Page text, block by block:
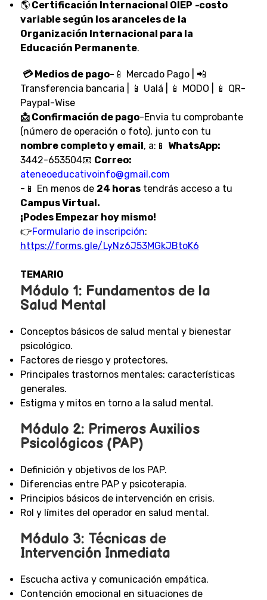
🌎Certificación Internacional OIEP -costo
variable según los aranceles de la
Organización Internacional para la
Educación Permanente.
💳 Medios de pago- 📱 Mercado Pago | 📲
Transferencia bancaria | 📱 Ualá | 📱 MODO | 📱 QR-
Paypal-Wise
📩 Confirmación de pago-Envia tu comprobante
(número de operación o foto), junto con tu
nombre completo y email, a:📱 WhatsApp:
3442-653504📧 Correo:
ateneoeducativoinfo@gmail.com
-📱 En menos de 24 horastendrás acceso a tu
Campus Virtual.
¡Podes Empezar hoy mismo!
👉Formulario de inscripción:
https://forms.gle/LyNz6J53MGkJBtoK6
TEMARIO
Módulo 1: Fundamentos de la
Salud Mental
Conceptos básicos de salud mental y bienestar
psicológico.
Factores de riesgo y protectores.
Principales trastornos mentales: características
generales.
Estigma y mitos en torno a la salud mental.
Módulo 2: Primeros Auxilios
Psicológicos (PAP)
Definición y objetivos de los PAP.
Diferencias entre PAP y psicoterapia.
Principios básicos de intervención en crisis.
Rol y límites del operador en salud mental.
Módulo 3: Técnicas de
Intervención Inmediata
Escucha activa y comunicación empática.
Contención emocional en situaciones de